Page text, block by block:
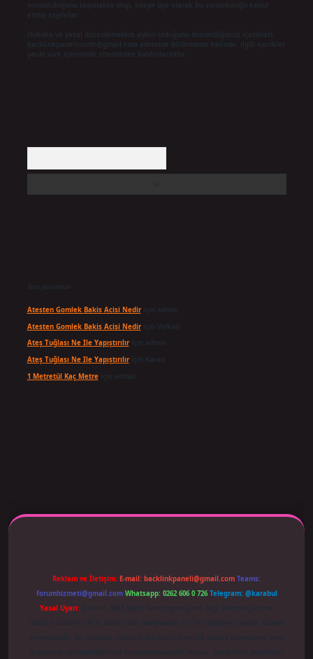
Hukuka ve yasal düzenlemelere aykırı olduğunu düşündüğünüz içerikleri,
Son yorumlar
Atesten Gomlek Bakis Acisi Nediriçin
Atesten Gomlek Bakis Acisi Nediriçin
Ateş Tuğlası Ne Ile Yapıştırılıriçin
Ateş Tuğlası Ne Ile Yapıştırılıriçin
1 Metretül Kaç Metreiçin
Reklam ve İletişim: E-mail: backlinkpaneli@gmail.com Teams:
forumhizmeti@gmail.com Whatsapp: 0262 606 0 726 Telegram: @karabul
Yasal Uyarı: